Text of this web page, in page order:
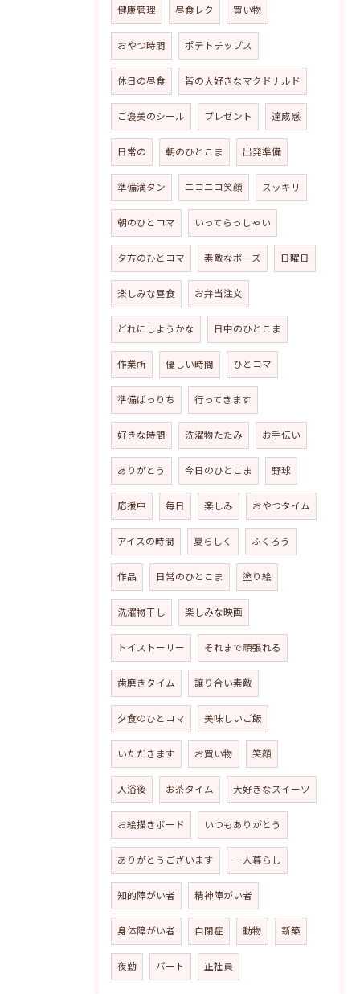
健康管理 昼食レク 買い物
おやつ時間 ポテトチップス
休日の昼食 皆の大好きなマクドナルド
ご褒美のシール プレゼント 達成感
日常の 朝のひとこま 出発準備
準備満タン ニコニコ笑顔 スッキリ
朝のひとコマ いってらっしゃい
夕方のひとコマ 素敵なポーズ 日曜日
楽しみな昼食 お弁当注文
どれにしようかな 日中のひとこま
作業所 優しい時間 ひとコマ
準備ばっりち 行ってきます
好きな時間 洗濯物たたみ お手伝い
ありがとう 今日のひとこま 野球
応援中 毎日 楽しみ おやつタイム
アイスの時間 夏らしく ふくろう
作品 日常のひとこま 塗り絵
洗濯物干し 楽しみな映画
トイストーリー それまで頑張れる
歯磨きタイム 譲り合い素敵
夕食のひとコマ 美味しいご飯
いただきます お買い物 笑顔
入浴後 お茶タイム 大好きなスイーツ
お絵描きボード いつもありがとう
ありがとうございます 一人暮らし
知的障がい者 精神障がい者
身体障がい者 自閉症 動物 新築
夜勤 パート 正社員